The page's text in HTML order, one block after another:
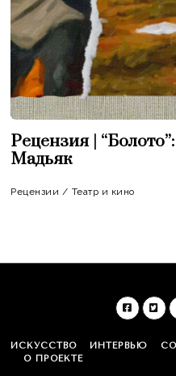
Рецензия |
Мадьяк
Рецензии / Театр и кино
ИСКУССТВО ИНТЕРВЬЮ
О ПРОЕКТЕ